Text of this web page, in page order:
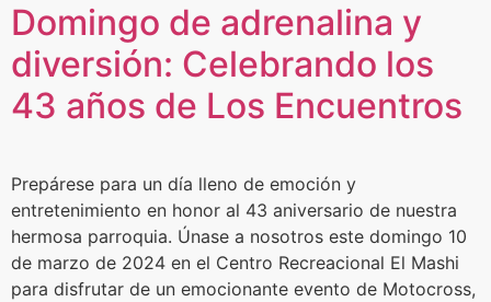
Domingo de adrenalina y
diversión: Celebrando los
43 años de Los Encuentros
Prepárese para un día lleno de emoción y
entretenimiento en honor al 43 aniversario de nuestra
hermosa parroquia. Únase a nosotros este domingo 10
de marzo de 2024 en el Centro Recreacional El Mashi
para disfrutar de un emocionante evento de Motocross,